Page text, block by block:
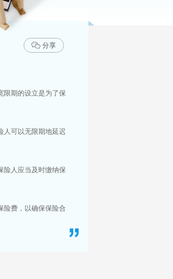
分享
限期的设立是为了保
人可以无限期地延迟
险人应当及时缴纳保
险费，以确保保险合